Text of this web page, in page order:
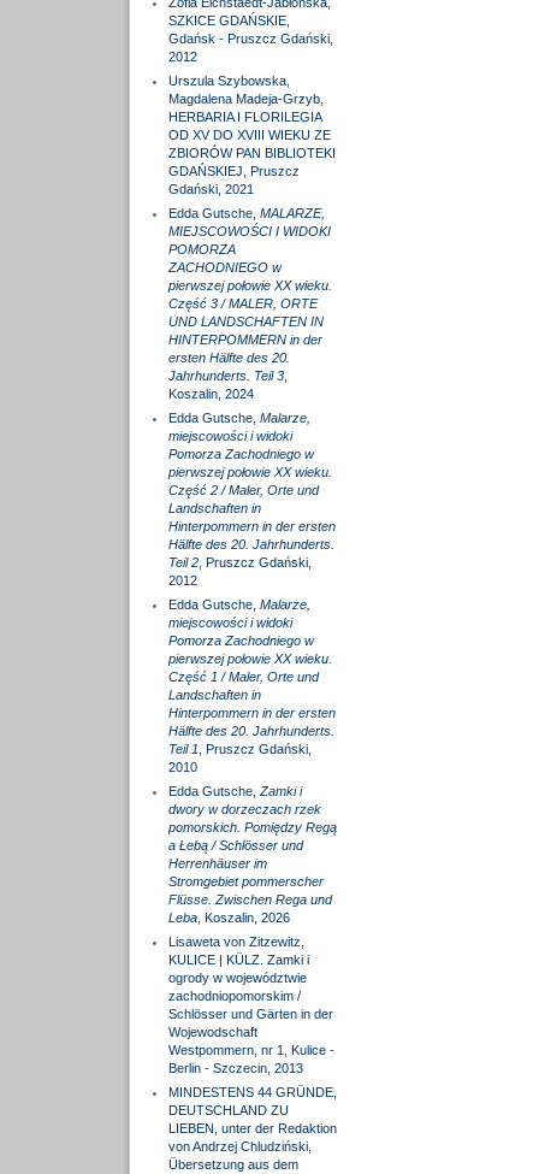
SZKICE GDAŃSKIE,
Gdańsk - Pruszcz Gdański,
2012
Urszula Szybowska,
Magdalena Madeja-Grzyb,
HERBARIA I FLORILEGIA
OD XV DO XVIII WIEKU ZE
ZBIORÓW PAN BIBLIOTEKI
GDAŃSKIEJ, Pruszcz
Gdański, 2021
Edda Gutsche, MALARZE,
MIEJSCOWOŚCI I WIDOKI
POMORZA
ZACHODNIEGO w
pierwszej połowie XX wieku.
Część 3 / MALER, ORTE
UND LANDSCHAFTEN IN
HINTERPOMMERN in der
ersten Hälfte des 20.
Jahrhunderts. Teil 3,
Koszalin, 2024
Edda Gutsche, Malarze,
miejscowości i widoki
Pomorza Zachodniego w
pierwszej połowie XX wieku.
Część 2 / Maler, Orte und
Landschaften in
Hinterpommern in der ersten
Hälfte des 20. Jahrhunderts.
Teil 2, Pruszcz Gdański,
2012
Edda Gutsche, Malarze,
miejscowości i widoki
Pomorza Zachodniego w
pierwszej połowie XX wieku.
Część 1 / Maler, Orte und
Landschaften in
Hinterpommern in der ersten
Hälfte des 20. Jahrhunderts.
Teil 1 , Pruszcz Gdański,
2010
Edda Gutsche, Zamki i
dwory w dorzeczach rzek
pomorskich. Pomiędzy Regą
a Łebą / Schlösser und
Herrenhäuser im
Stromgebiet pommerscher
Flüsse. Zwischen Rega und
Leba, Koszalin, 2026
Lisaweta von Zitzewitz,
KULICE | KÜLZ. Zamki i
ogrody w województwie
zachodniopomorskim /
Schlösser und Gärten in der
Wojewodschaft
Westpommern, nr 1, Kulice -
Berlin - Szczecin, 2013
MINDESTENS 44 GRÜNDE,
DEUTSCHLAND ZU
LIEBEN, unter der Redaktion
von Andrzej Chludziński,
Übersetzung aus dem